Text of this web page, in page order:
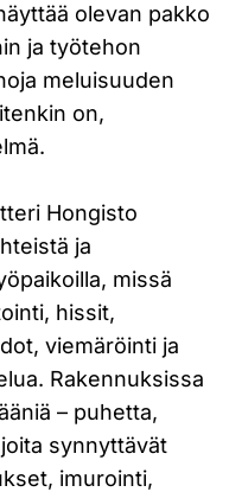
olevan pakko
ja työtehon
meluisuuden
on,
Hongisto
ja
missä
hissit,
viemäröinti ja
Rakennuksissa
– puhetta,
synnyttävät
imurointi,